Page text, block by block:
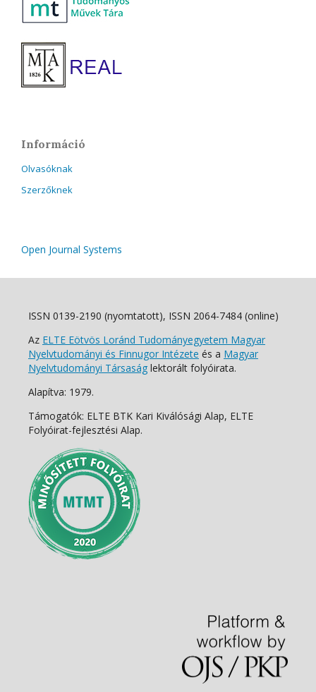
Információ
Olvasóknak
Szerzőknek
Open Journal Systems
ISSN 0139-2190 (nyomtatott), ISSN 2064-7484 (online)
Az ELTE Eötvös Loránd Tudományegyetem Magyar
Nyelvtudományi és Finnugor Intézete és a Magyar
Nyelvtudományi Társaság lektorált folyóirata.
Alapítva: 1979.
Támogatók: ELTE BTK Kari Kiválósági Alap, ELTE
Folyóirat-fejlesztési Alap.